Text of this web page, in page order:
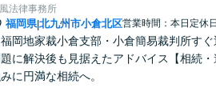
法律事務所
福岡県|北九州市小倉北区営業時間：本日定休日
福岡地家裁小倉支部・小倉簡易裁判所す
題に解決後も見据えたアドバイス【相続
に円満な相続へ。